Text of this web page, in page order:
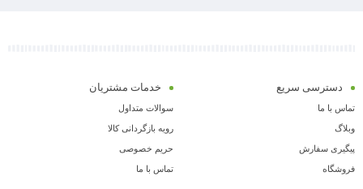
دسترسی سریع
تماس با ما
وبلاگ
پیگیری سفارش
فروشگاه
خدمات مشتریان
سوالات متداول
رویه بازگردانی کالا
حریم خصوصی
تماس با ما